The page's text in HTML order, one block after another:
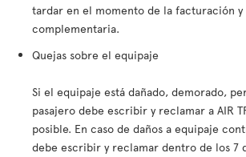
tardar en el momento de la facturación y
complementaria.
Quejas sobre el equipaje
Si el equipaje está dañado, demorado,
pasajero debe escribir y reclamar a AIR
posible. En caso de daños a equipaje
debe escribir y reclamar dentro de los 7